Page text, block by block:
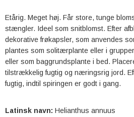
Etårig. Meget høj. Får store, tunge
stængler. Ideel som snitblomst. Efter
dekorative frøkapsler, som anvendes
plantes som solitærplante eller i
eller som baggrundsplante i bed.
tilstrækkelig fugtig og næringsrig jord.
fugtig, indtil spiringen er godt i gang.
Latinsk navn: Helianthus annuus